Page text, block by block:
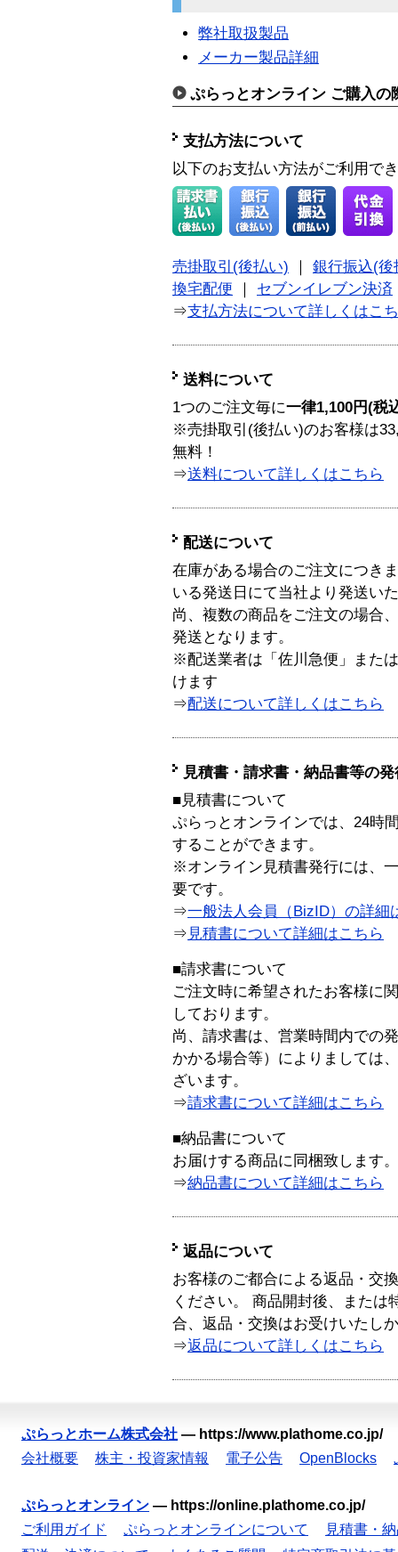
弊社取扱製品
メーカー製品詳細
ぷらっとオンライン ご購入の
支払方法について
以下のお支払い方法がご利用で
売掛取引(後払い)
銀行振込(後
換宅配便
セブンイレブン決済
⇒支払方法について詳しくはこ
送料について
1つのご注文毎に一律1,100円(税
※売掛取引(後払い)のお客様は
無料！
⇒送料について詳しくはこちら
配送について
在庫がある場合のご注文につき
いる発送日にて当社より発送い
尚、複数の商品をご注文の場合
発送となります。
※配送業者は「佐川急便」また
けます
⇒配送について詳しくはこちら
見積書・請求書・納品書等の
■見積書について
ぷらっとオンラインでは、24時
することができます。
※オンライン見積書発行には、
要です。
⇒一般法人会員（BizID）の詳細
⇒ 見積書について詳細はこちら
■請求書について
ご注文時に希望されたお客様に
しております。
尚、請求書は、営業時間内での
かかる場合等）によりましては
ざいます。
⇒請求書について詳細はこちら
■納品書について
お届けする商品に同梱致します。
⇒納品書について詳細はこちら
返品について
お客様のご都合による返品・交
ください。 商品開封後、または
合、返品・交換はお受けいたし
⇒返品について詳しくはこちら
ぷらっとホーム株式会社 — https://www.plathome.co.jp/
会社概要
株主・投資家情報 電子公告 OpenBlocks
ぷらっとオンライン — https://online.plathome.co.jp/
ご利用ガイド
ぷらっとオンラインについて
見積書・